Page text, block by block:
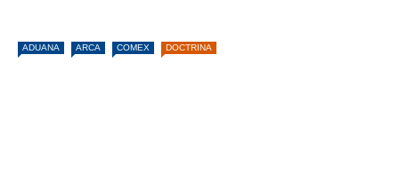
ADUANA ARCA COMEX DOCTRINA